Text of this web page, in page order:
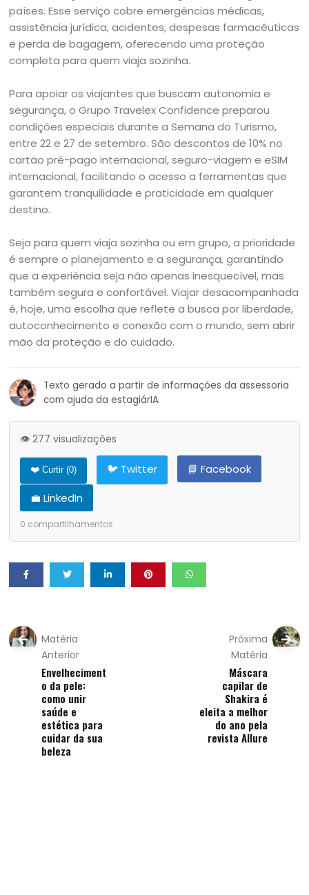
países. Esse serviço cobre emergências médicas,
assistência jurídica, acidentes, despesas farmacêuticas
e perda de bagagem, oferecendo uma proteção
completa para quem viaja sozinha.
Para apoiar os viajantes que buscam autonomia e
segurança, o Grupo Travelex Confidence preparou
condições especiais durante a Semana do Turismo,
entre 22 e 27 de setembro. São descontos de 10% no
cartão pré-pago internacional, seguro-viagem e eSIM
internacional, facilitando o acesso a ferramentas que
garantem tranquilidade e praticidade em qualquer
destino.
Seja para quem viaja sozinha ou em grupo, a prioridade
é sempre o planejamento e a segurança, garantindo
que a experiência seja não apenas inesquecível, mas
também segura e confortável. Viajar desacompanhada
é, hoje, uma escolha que reflete a busca por liberdade,
autoconhecimento e conexão com o mundo, sem abrir
mão da proteção e do cuidado.
Texto gerado a partir de informações da assessoria
com ajuda da estagiárIA
👁️ 277 visualizações
❤️ Curtir (0) 🐦 Twitter
📘 Facebook
💼 LinkedIn
0 compartilhamentos
Matéria
Anterior
Envelheciment
o da pele:
como unir
saúde e
estética para
cuidar da sua
beleza
Próxima
Matéria
Máscara
capilar de
Shakira é
eleita a melhor
do ano pela
revista Allure